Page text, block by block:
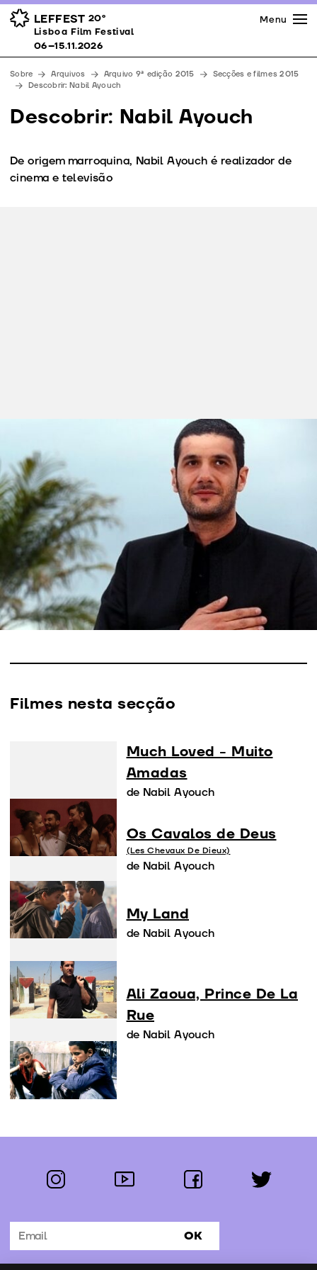
LEFFEST 20º
Lisboa Film Festival 06–15.11.2026
Prémios
Espaços
Apoios
Equipa
Downloads
Contactos
Menu
Lisboa Film Festival
06–15.11.2026
Sobre Arquivos Arquivo 9ª edição 2015
Secções e filmes 2015
Descobrir: Nabil Ayouch
Descobrir: Nabil Ayouch
De origem marroquina, Nabil Ayouch é realizador de
cinema e televisão
Este programa apresenta um recorte da produção de
cinema contemporânea que pretende ilustrar a
variedade de geografias, olhares e percursos de
realizadores pouco conhecidos do público português.
Este ano o LEFFEST apresenta três autores de três
continentes, ligados pela singularidade dos seus
olhares.
De origem marroquina, Nabil Ayouch é realizador de
cinema e televisão e um dos nomes em ascensão e
com elevado reconhecimento internacional.
Filmes nesta secção
Much Loved - Muito
Amadas
de Nabil Ayouch
Os Cavalos de Deus
(Les Chevaux De Dieux)
de Nabil Ayouch
My Land
de Nabil Ayouch
Ali Zaoua, Prince De La
Rue
de Nabil Ayouch
Segue-nos:
instagram youtube facebook twitter
Subscrever Newsletter OK